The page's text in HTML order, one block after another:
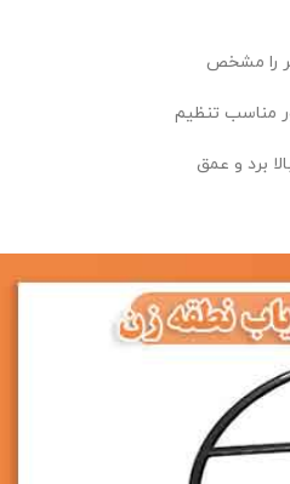
را مشخص
مناسب تنظیم
برد و عمق